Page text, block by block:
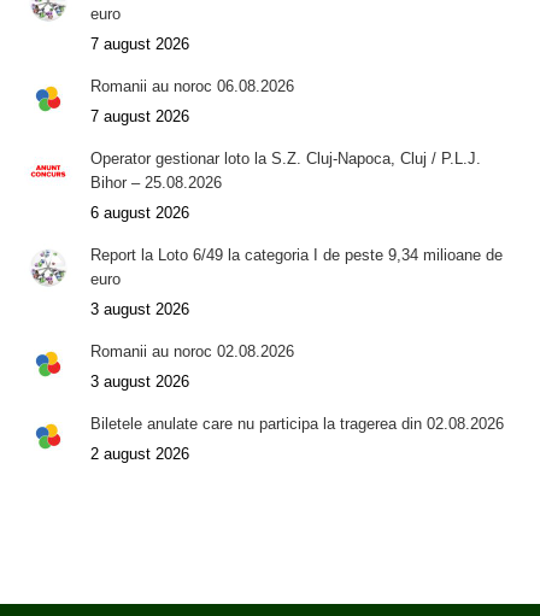
euro
7 august 2026
Romanii au noroc 06.08.2026
7 august 2026
Operator gestionar loto la S.Z. Cluj-Napoca, Cluj / P.L.J.
Bihor – 25.08.2026
6 august 2026
Report la Loto 6/49 la categoria I de peste 9,34 milioane de
euro
3 august 2026
Romanii au noroc 02.08.2026
3 august 2026
Biletele anulate care nu participa la tragerea din 02.08.2026
2 august 2026